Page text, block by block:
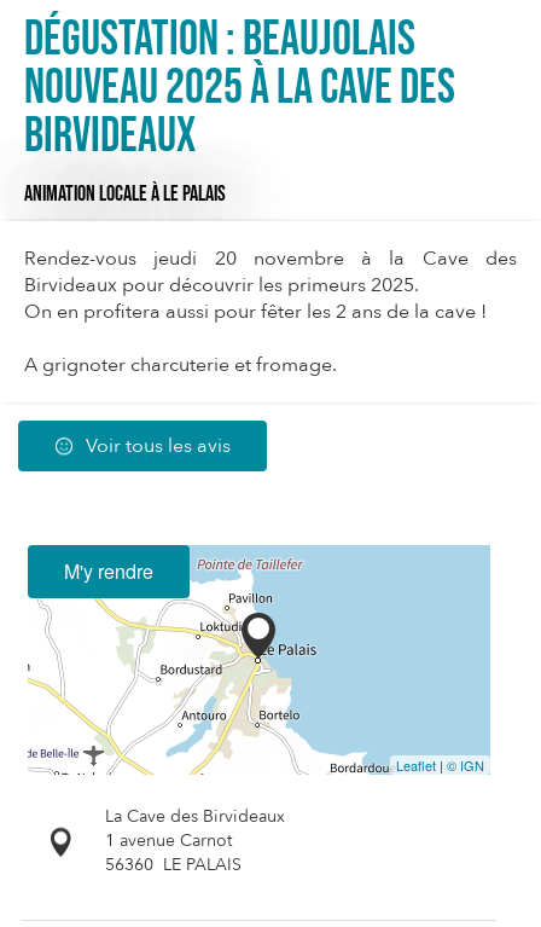
Dégustation : Beaujolais
Nouveau 2025 à la Cave des
Birvideaux
ANIMATION LOCALEÀ LE PALAIS
Rendez-vous jeudi 20 novembre à la Cave des
Birvideaux pour découvrir les primeurs 2025.
On en profitera aussi pour fêter les 2 ans de la cave !
A grignoter charcuterie et fromage.
Voir tous les avis
M'y rendre
Leaflet | © IGN
La Cave des Birvideaux
1 avenue Carnot
56360 LE PALAIS